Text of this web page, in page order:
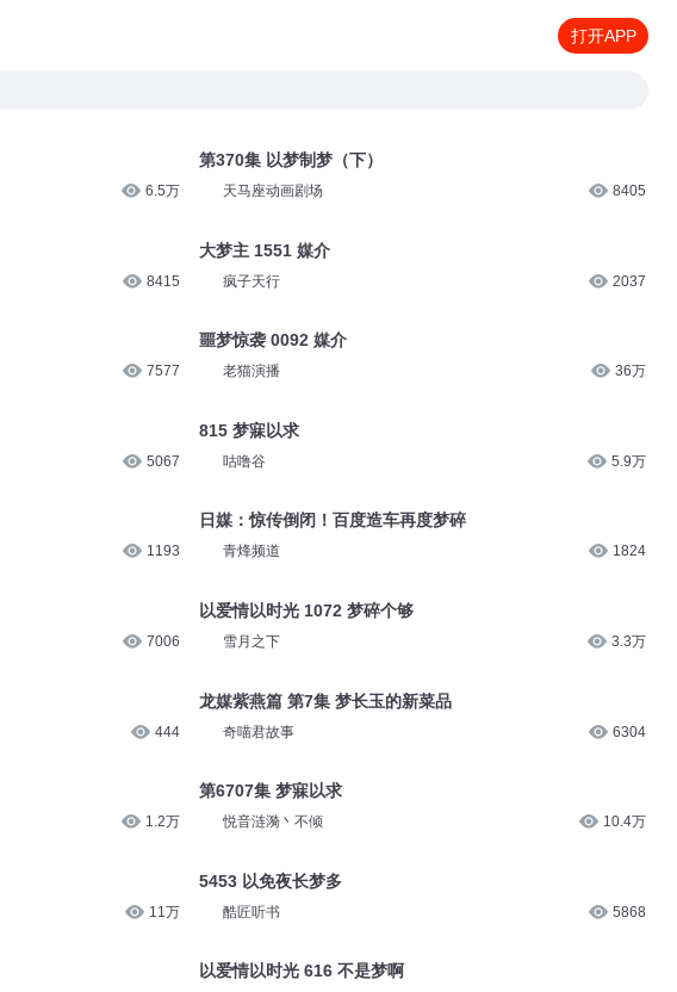
打开APP
6.5万
8415
7577
5067
1193
7006
444
1.2万
11万
第370集 以梦制梦（下）
天马座动画剧场 8405
大梦主 1551 媒介
疯子天行 2037
噩梦惊袭 0092 媒介
老猫演播 36万
815 梦寐以求
咕噜谷 5.9万
日媒：惊传倒闭！百度造车再度梦碎
青烽频道 1824
以爱情以时光 1072 梦碎个够
雪月之下 3.3万
龙媒紫燕篇 第7集 梦长玉的新菜品
奇喵君故事 6304
第6707集 梦寐以求
悦音涟漪丶不倾 10.4万
5453 以免夜长梦多
酷匠听书 5868
以爱情以时光 616 不是梦啊